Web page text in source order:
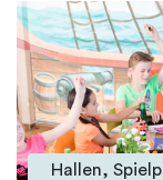
Hallen,